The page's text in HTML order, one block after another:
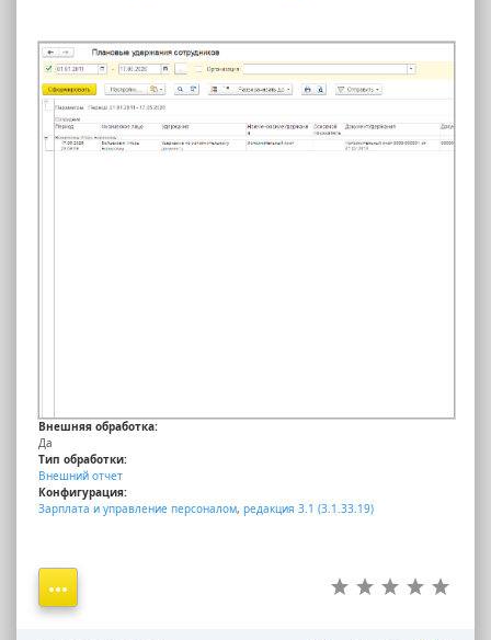
Внешняя обработка:
Да
Тип обработки:
Внешний отчет
Конфигурация:
Зарплата и управление персоналом, редакция 3.1 (3.1.33.19)